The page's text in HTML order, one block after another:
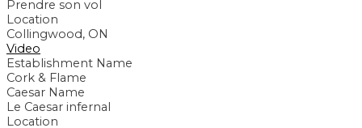
Prendre son vol
Location
Collingwood, ON
Video
Establishment Name
Cork & Flame
Caesar Name
Le Caesar infernal
Location